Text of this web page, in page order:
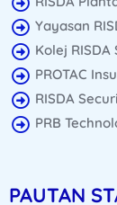
Yayasan
Kolej RISDA
PROTAC
RISDA
PRB
PAUTAN